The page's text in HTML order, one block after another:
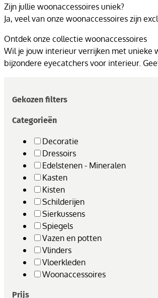
Zijn jullie woonaccessoires uniek?
Ja, veel van onze woonaccessoires zijn
Ontdek onze collectie woonaccessoires
Wil je jouw interieur verrijken met unieke
bijzondere eyecatchers voor interieur.
Gekozen filters
Categorieën
Decoratie
Dressoirs
Edelstenen - Mineralen
Kasten
Kisten
Schilderijen
Sierkussens
Spiegels
Vazen en potten
Vlinders
Vloerkleden
Woonaccessoires
Prijs